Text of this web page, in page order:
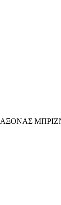
ΑΞΟΝΑΣ